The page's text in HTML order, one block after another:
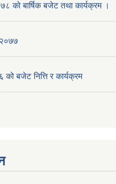
को बार्षिक बजेट तथा कार्यक्रम ।
बजेट नित्ति र कार्यक्रम